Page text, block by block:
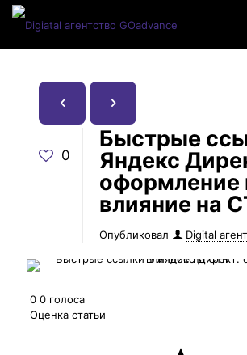
0
Быстрые
Яндекс
оформление
влияние на
Опубликовал Digital
0 0 голоса
Оценка статьи